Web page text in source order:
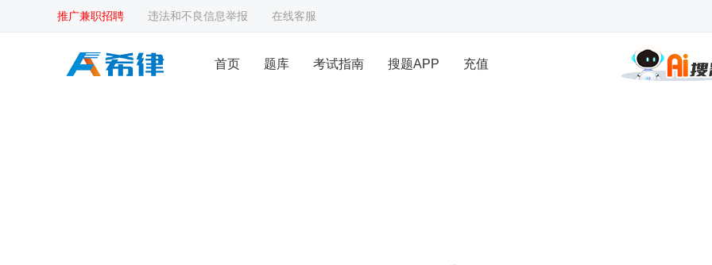
推广兼职招聘 违法和不良信息举报 在线客服
首页 题库 考试指南 搜题APP 充值